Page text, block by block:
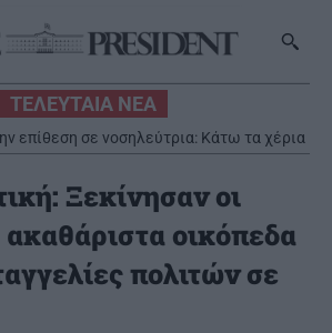
ΤΕΛΕΥΤΑΙΑ ΝΕΑ
επίθεση σε νοσηλεύτρια: Κάτω τα χέρια
το προσωπικό του ΕΣΥ
Ξεκίνησαν οι
ακαθάριστα οικόπεδα
πολιτών σε